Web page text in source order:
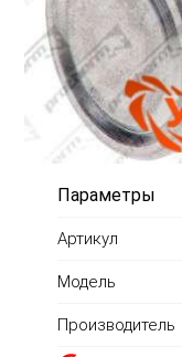
Параметры
Артикул
Модель
Производитель